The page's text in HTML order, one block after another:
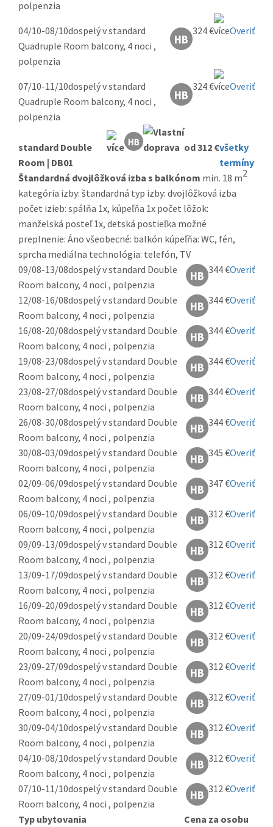
polpenzia
04/10-08/10dospelý v standard
Quadruple Room balcony, 4 noci ,
polpenzia
324 € Overiť
07/10-11/10dospelý v standard
Quadruple Room balcony, 4 noci ,
polpenzia
324 € Overiť
standard Double
Room | DB01
od 312 €všetky
termíny
Štandardná dvojlôžková izba s balkónom min. 18 m2
kategória izby: štandardná typ izby: dvojlôžková izba
počet izieb: spálňa 1x, kúpeľňa 1x počet lôžok:
manželská posteľ 1x, detská postieľka možné
preplnenie: Áno všeobecné: balkón kúpeľňa: WC, fén,
sprcha mediálna technológia: telefón, TV
09/08-13/08dospelý v standard Double
Room balcony, 4 noci , polpenzia
344 €Overiť
12/08-16/08dospelý v standard Double
Room balcony, 4 noci , polpenzia
344 €Overiť
16/08-20/08dospelý v standard Double
Room balcony, 4 noci , polpenzia
344 €Overiť
19/08-23/08dospelý v standard Double
Room balcony, 4 noci , polpenzia
344 €Overiť
23/08-27/08dospelý v standard Double
Room balcony, 4 noci , polpenzia
344 €Overiť
26/08-30/08dospelý v standard Double
Room balcony, 4 noci , polpenzia
344 €Overiť
30/08-03/09dospelý v standard Double
Room balcony, 4 noci , polpenzia
345 €Overiť
02/09-06/09dospelý v standard Double
Room balcony, 4 noci , polpenzia
347 €Overiť
06/09-10/09dospelý v standard Double
Room balcony, 4 noci , polpenzia
312 €Overiť
09/09-13/09dospelý v standard Double
Room balcony, 4 noci , polpenzia
312 €Overiť
13/09-17/09dospelý v standard Double
Room balcony, 4 noci , polpenzia
312 €Overiť
16/09-20/09dospelý v standard Double
Room balcony, 4 noci , polpenzia
312 €Overiť
20/09-24/09dospelý v standard Double
Room balcony, 4 noci , polpenzia
312 €Overiť
23/09-27/09dospelý v standard Double
Room balcony, 4 noci , polpenzia
312 €Overiť
27/09-01/10dospelý v standard Double
Room balcony, 4 noci , polpenzia
312 €Overiť
30/09-04/10dospelý v standard Double
Room balcony, 4 noci , polpenzia
312 €Overiť
04/10-08/10dospelý v standard Double
Room balcony, 4 noci , polpenzia
312 €Overiť
07/10-11/10dospelý v standard Double
Room balcony, 4 noci , polpenzia
312 €Overiť
Typ ubytovania Cena za osobu